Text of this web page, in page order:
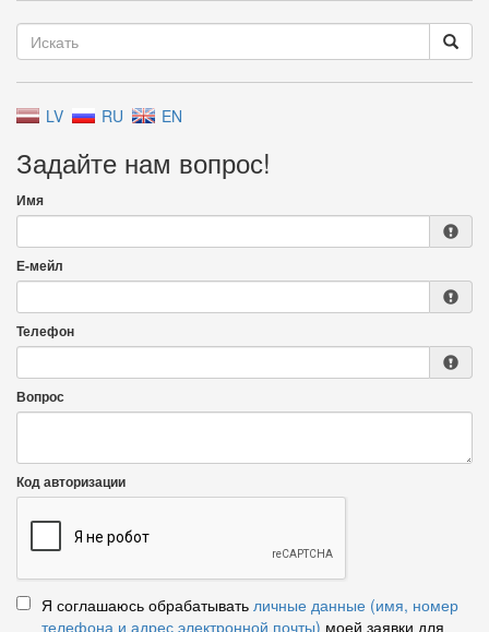
LV RU EN
Задайте нам вопрос!
Имя
Е-мейл
Телефон
Вопрос
Код авторизации
Я соглашаюсь обрабатывать личные данные (имя, номер
телефона и адрес электронной почты) моей заявки для